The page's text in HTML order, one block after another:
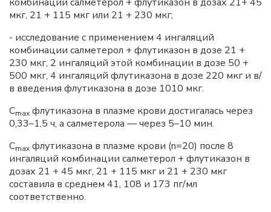
мкг, 21 + 115 мкг или 21 + 230 мкг;
- исследование с применением 4 ингаляций
комбинации салметерол + флутиказон в дозе 21 +
230 мкг, 2 ингаляций этой комбинации в дозе 50 +
500 мкг, 4 ингаляций флутиказона в дозе 220 мкг и в/
в введения флутиказона в дозе 1010 мкг.
Cmax флутиказона в плазме крови достигалась через
0,33–1,5 ч, а салметерола — через 5–10 мин.
Сmax флутиказона в плазме крови (n=20) после 8
ингаляций комбинации салметерол + флутиказон в
дозах 21 + 45 мкг, 21 + 115 мкг и 21 + 230 мкг
составила в среднем 41, 108 и 173 пг/мл
соответственно.